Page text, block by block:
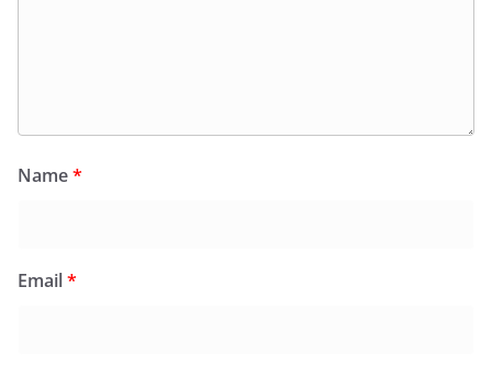
Name*
Email*